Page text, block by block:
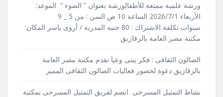
ورشة علمية ممتعة للأطفالورشة بعنوان ” الضوء ” الموعد:
الأربعاء 2026/7/1 الساعة 10 ص السن : من 5 _ 9
سنوات تكلفة الاشتراك : 80 جنيه المدربة / أروى ياسر المكان:
مكتبة مصر العامة بالزقازيق
الصالون الثقافى : فكر يبنى وعياَ تقدم مكتبة مصر العامة
بالزقازيق دعوة لحضور فعاليات الصالون الثقافى المميز
نشاط التمثيل المسرحى انضم لفريق التمثيل المسرحى بمكتبة